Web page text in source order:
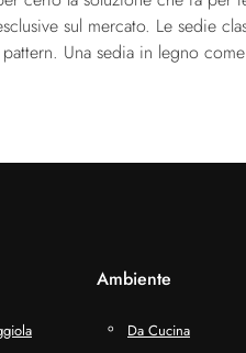
sul mercato. Le sedie
Una sedia in legno
Ambiente
Da Cucina